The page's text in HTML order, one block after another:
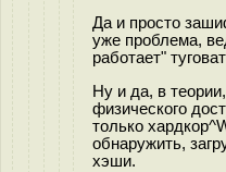
Да и просто
уже проблема,
работает"
Ну и да, в
физического
только
обнаружить,
хэши.